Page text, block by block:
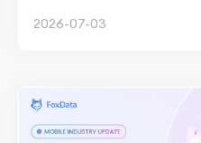
2026-07-03